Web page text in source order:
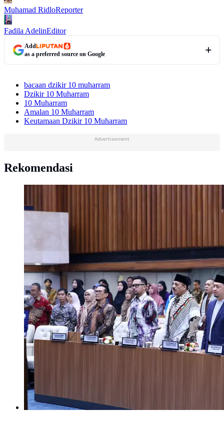
Muhamad RidloReporter
Fadila AdelinEditor
Add
as a preferred source on Google
bacaan dzikir 10 muharram
Dzikir 10 Muharram
10 Muharram
Amalan 10 Muharram
Keutamaan Dzikir 10 Muharram
Advertisement
Rekomendasi